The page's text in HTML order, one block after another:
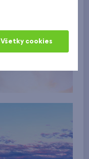
Všetky cookies